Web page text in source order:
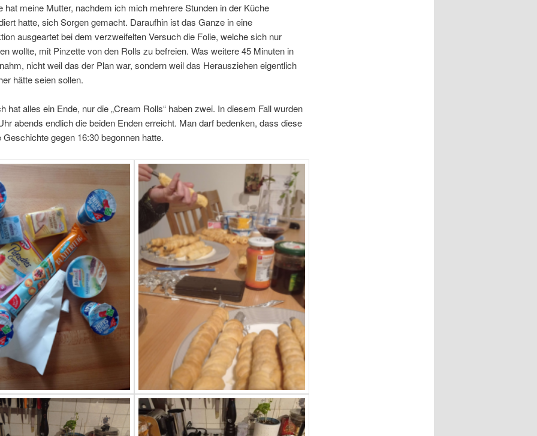
hat meine Mutter, nachdem ich mich mehrere Stunden in der Küche
hatte, sich Sorgen gemacht. Daraufhin ist das Ganze in eine
ausgeartet bei dem verzweifelten Versuch die Folie, welche sich nur
wollte, mit Pinzette von den Rolls zu befreien. Was weitere 45 Minuten in
nicht weil das der Plan war, sondern weil das Herausziehen eigentlich
hätte seien sollen.
hat alles ein Ende, nur die „Cream Rolls“ haben zwei. In diesem Fall wurden
abends endlich die beiden Enden erreicht. Man darf bedenken, dass diese
Geschichte gegen 16:30 begonnen hatte.